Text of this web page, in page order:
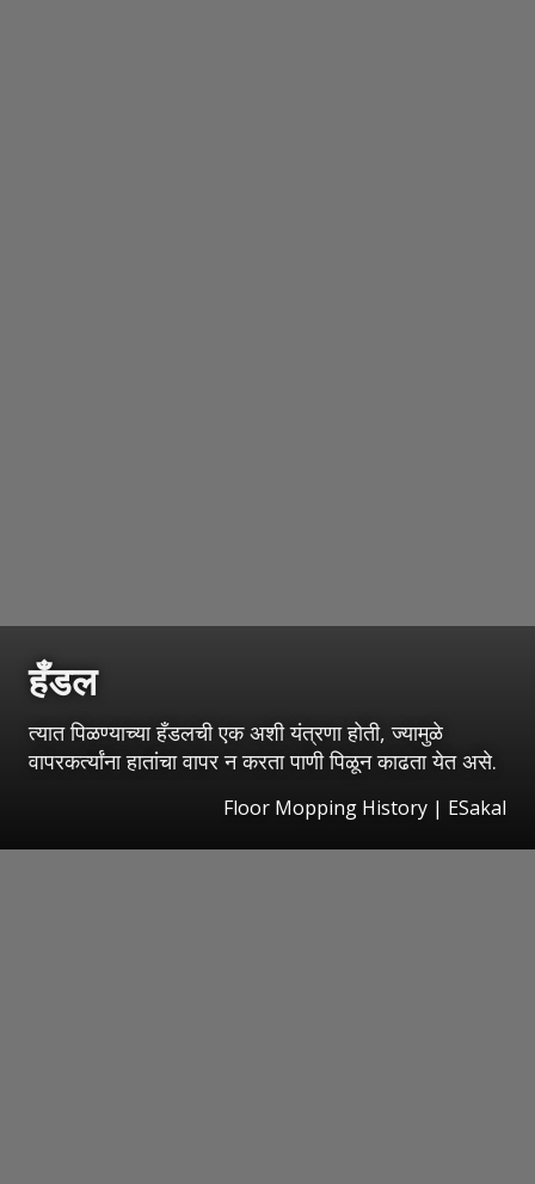
हँडल
त्यात पिळण्याच्या हँडलची एक अशी यंत्रणा होती, ज्यामुळे
वापरकर्त्यांना हातांचा वापर न करता पाणी पिळून काढता येत असे.
Floor Mopping History | ESakal